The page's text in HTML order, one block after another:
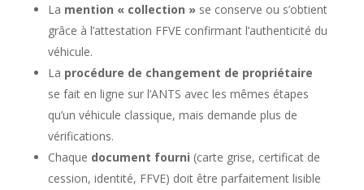
La mention « collection »se conserve ou s’obtient
grâce à l’attestation FFVE confirmant l’authenticité du
véhicule.
La procédure de changement de propriétaire
se fait en ligne sur l’ANTS avec les mêmes étapes
qu’un véhicule classique, mais demande plus de
vérifications.
Chaque document fourni (carte grise, certificat de
cession, identité, FFVE) doit être parfaitement lisible